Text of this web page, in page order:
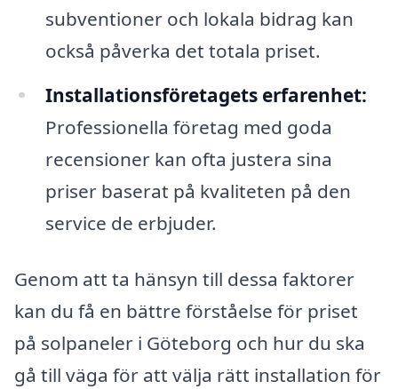
subventioner och lokala bidrag kan
också påverka det totala priset.
Installationsföretagets erfarenhet:
Professionella företag med goda
recensioner kan ofta justera sina
priser baserat på kvaliteten på den
service de erbjuder.
Genom att ta hänsyn till dessa faktorer
kan du få en bättre förståelse för priset
på solpaneler i Göteborg och hur du ska
gå till väga för att välja rätt installation för